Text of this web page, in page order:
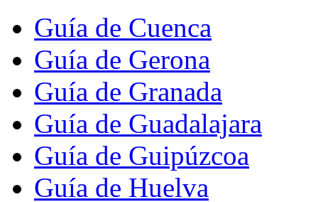
Guía de Cuenca
Guía de Gerona
Guía de Granada
Guía de Guadalajara
Guía de Guipúzcoa
Guía de Huelva